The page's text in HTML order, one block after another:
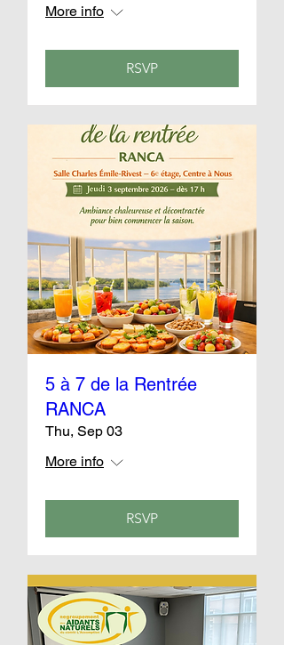
More info
RSVP
5 à 7 de la Rentrée
RANCA
Thu, Sep 03
More info
RSVP